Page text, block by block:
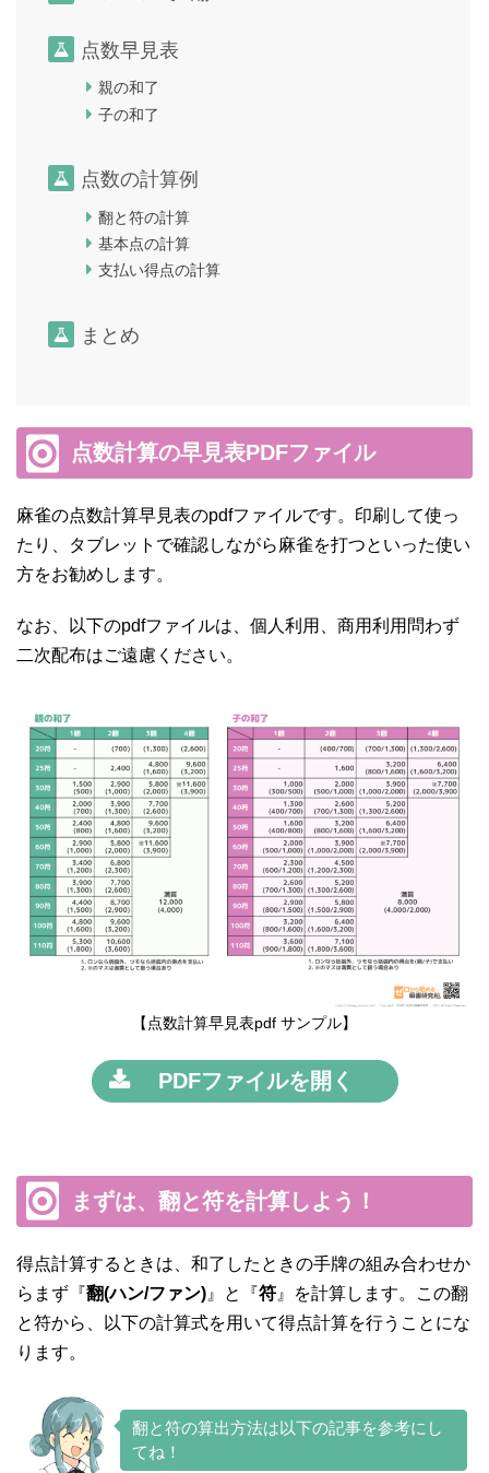
点数早見表
親の和了
子の和了
点数の計算例
翻と符の計算
基本点の計算
支払い得点の計算
まとめ
点数計算の早見表PDFファイル
麻雀の点数計算早見表のpdfファイルです。印刷して使っ
たり、タブレットで確認しながら麻雀を打つといった使い
方をお勧めします。
なお、以下のpdfファイルは、個人利用、商用利用問わず
二次配布はご遠慮ください。
【点数計算早見表pdf サンプル】
PDFファイルを開く
まずは、翻と符を計算しよう！
得点計算するときは、和了したときの手牌の組み合わせか
らまず『翻(ハン/ファン) 』と『符 』を計算します。この翻
と符から、以下の計算式を用いて得点計算を行うことにな
ります。
翻と符の算出方法は以下の記事を参考にし
てね！